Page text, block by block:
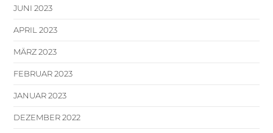
JUNI 2023
APRIL 2023
MÄRZ 2023
FEBRUAR 2023
JANUAR 2023
DEZEMBER 2022